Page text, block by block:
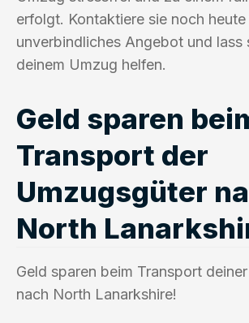
erfolgt. Kontaktiere sie noch heute
unverbindliches Angebot und lass
deinem Umzug helfen.
Geld sparen
Transport der
Umzugsgüter
North
Geld sparen beim Transport
nach North Lanarkshire!